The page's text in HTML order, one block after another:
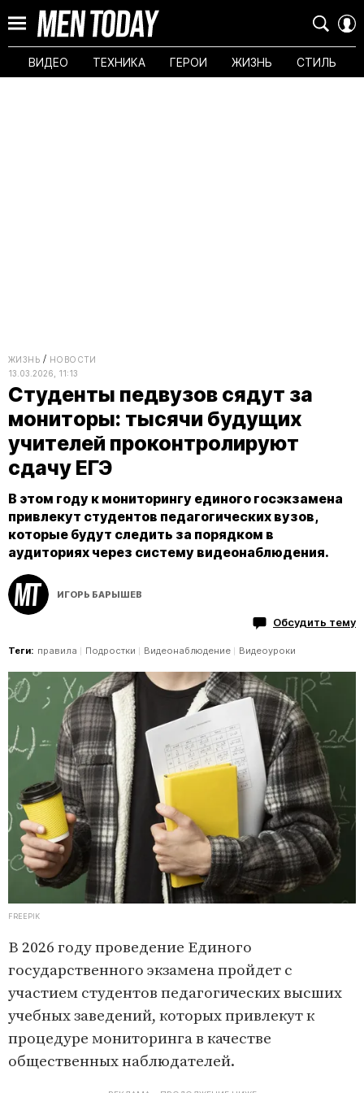
ВИДЕО ТЕХНИКА ГЕРОИ ЖИЗНЬ СТИЛЬ
ЖИЗНЬ
НОВОСТИ
13.03.2026, 11:13
Студенты педвузов сядут за
мониторы: тысячи будущих
учителей проконтролируют
сдачу ЕГЭ
В этом году к мониторингу единого госэкзамена
привлекут студентов педагогических вузов,
которые будут следить за порядком в
аудиториях через систему видеонаблюдения.
ИГОРЬ БАРЫШЕВ
Обсудить тему
Теги: правила Подростки Видеонаблюдение Видеоуроки
FREEPIK
В 2026 году проведение Единого
государственного экзамена пройдет с
участием студентов педагогических высших
учебных заведений, которых привлекут к
процедуре мониторинга в качестве
общественных наблюдателей.